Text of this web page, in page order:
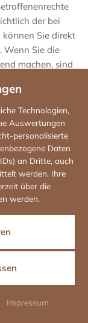
Technologien,
Auswertungen
personalisierte
Daten
an Dritte, auch
werden. Ihre
über die
werden.
Impressum
der bei
können Sie direkt
Wenn Sie die
machen, sind
wird auf die
Kommission
und
.
Data Privacy
bei